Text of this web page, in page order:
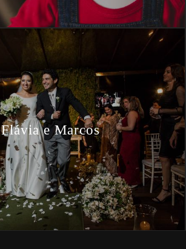
Flávia e Marcos